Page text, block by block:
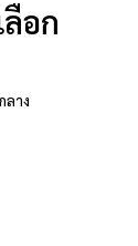
อก
ลาง